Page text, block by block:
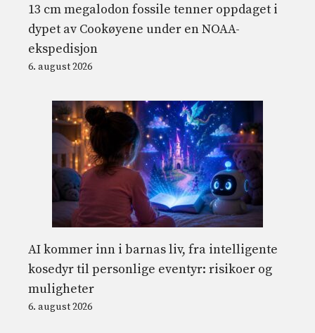
13 cm megalodon fossile tenner oppdaget i
dypet av Cookøyene under en NOAA-
ekspedisjon
6. august 2026
AI kommer inn i barnas liv, fra intelligente
kosedyr til personlige eventyr: risikoer og
muligheter
6. august 2026